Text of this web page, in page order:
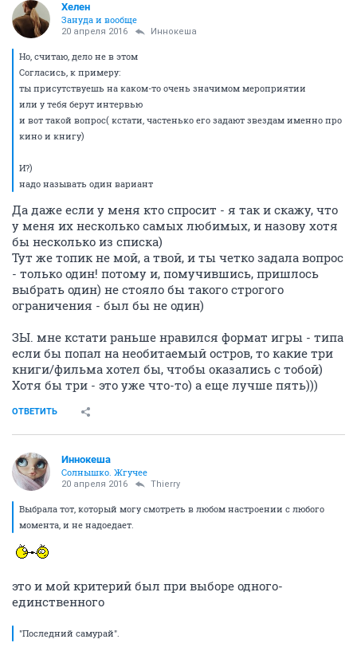
Хелен
Зануда и вообще
20 апреля 2016 Иннокеша
Но, считаю, дело не в этом
Согласись, к примеру:
ты присутствуешь на каком-то очень значимом мероприятии
или у тебя берут интервью
и вот такой вопрос( кстати, частенько его задают звездам именно про
кино и книгу)
И?)
надо называть один вариант
Да даже если у меня кто спросит - я так и скажу, что
у меня их несколько самых любимых, и назову хотя
бы несколько из списка)
Тут же топик не мой, а твой, и ты четко задала вопрос
- только один! потому и, помучившись, пришлось
выбрать один) не стояло бы такого строгого
ограничения - был бы не один)
ЗЫ. мне кстати раньше нравился формат игры - типа
если бы попал на необитаемый остров, то какие три
книги/фильма хотел бы, чтобы оказались с тобой)
Хотя бы три - это уже что-то) а еще лучше пять)))
ОТВЕТИТЬ
Иннокеша
Солнышко. Жгучее
20 апреля 2016 Thierry
Выбрала тот, который могу смотреть в любом настроении с любого
момента, и не надоедает.
это и мой критерий был при выборе одного-
единственного
"Последний самурай".